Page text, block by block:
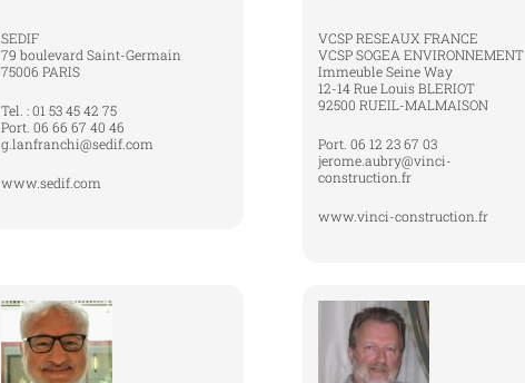
SEDIF
79 boulevard Saint-Germain
75006 PARIS
Tel. : 01 53 45 42 75
Port. 06 66 67 40 46
g.lanfranchi@sedif.com
www.sedif.com
VCSP RESEAUX FRANCE
VCSP SOGEA ENVIRONNEMENT
Immeuble Seine Way
12-14 Rue Louis BLERIOT
92500 RUEIL-MALMAISON
Port. 06 12 23 67 03
jerome.aubry@vinci-
construction.fr
www.vinci-construction.fr